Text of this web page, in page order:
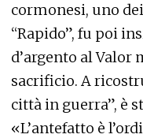
cormonesi, uno
“Rapido”, fu poi
d’argento al
sacrificio. A
città in guerra”, è
«L’antefatto è